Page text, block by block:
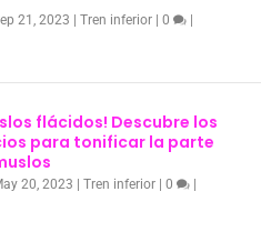
21, 2023 |Tren inferior |0
flácidos! Descubre los
para tonificar la parte
20, 2023 |Tren inferior |0